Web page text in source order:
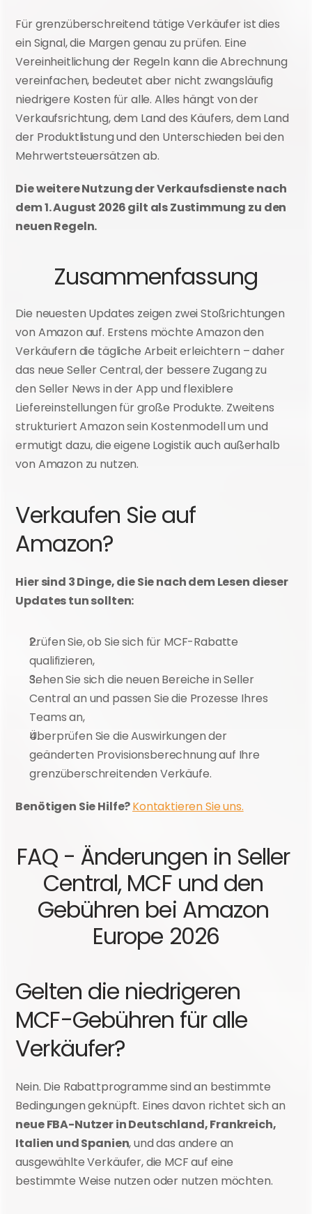
Für grenzüberschreitend tätige Verkäufer ist dies
ein Signal, die Margen genau zu prüfen. Eine
Vereinheitlichung der Regeln kann die Abrechnung
vereinfachen, bedeutet aber nicht zwangsläufig
niedrigere Kosten für alle. Alles hängt von der
Verkaufsrichtung, dem Land des Käufers, dem Land
der Produktlistung und den Unterschieden bei den
Mehrwertsteuersätzen ab.
Die weitere Nutzung der Verkaufsdienste nach
dem 1. August 2026 gilt als Zustimmung zu den
neuen Regeln.
Zusammenfassung
Die neuesten Updates zeigen zwei Stoßrichtungen
von Amazon auf. Erstens möchte Amazon den
Verkäufern die tägliche Arbeit erleichtern – daher
das neue Seller Central, der bessere Zugang zu
den Seller News in der App und flexiblere
Liefereinstellungen für große Produkte. Zweitens
strukturiert Amazon sein Kostenmodell um und
ermutigt dazu, die eigene Logistik auch außerhalb
von Amazon zu nutzen.
Verkaufen Sie auf
Amazon?
Hier sind 3 Dinge, die Sie nach dem Lesen dieser
Updates tun sollten:
Prüfen Sie, ob Sie sich für MCF-Rabatte
qualifizieren,
Sehen Sie sich die neuen Bereiche in Seller
Central an und passen Sie die Prozesse Ihres
Teams an,
Überprüfen Sie die Auswirkungen der
geänderten Provisionsberechnung auf Ihre
grenzüberschreitenden Verkäufe.
Benötigen Sie Hilfe? Kontaktieren Sie uns.
FAQ - Änderungen in Seller
Central, MCF und den
Gebühren bei Amazon
Europe 2026
Gelten die niedrigeren
MCF-Gebühren für alle
Verkäufer?
Nein. Die Rabattprogramme sind an bestimmte
neue FBA-Nutzer in Deutschland, Frankreich,
Italien und Spanien, und das andere an
ausgewählte Verkäufer, die MCF auf eine
bestimmte Weise nutzen oder nutzen möchten.